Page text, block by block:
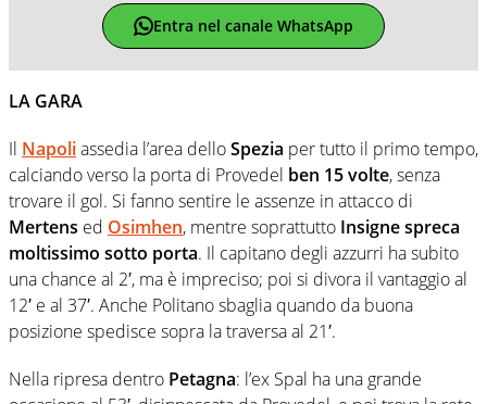
Entra nel canale WhatsApp
LA GARA
Il Napoliassedia l’area delloSpezia per tutto il primo tempo,
calciando verso la porta di Provedel ben 15 volte, senza
trovare il gol. Si fanno sentire le assenze in attacco di
Mertens ed Osimhen, mentre soprattutto Insigne spreca
moltissimo sotto porta. Il capitano degli azzurri ha subito
una chance al 2′, ma è impreciso; poi si divora il vantaggio al
12′ e al 37′. Anche Politano sbaglia quando da buona
posizione spedisce sopra la traversa al 21′.
Nella ripresa dentro Petagna: l’ex Spal ha una grande